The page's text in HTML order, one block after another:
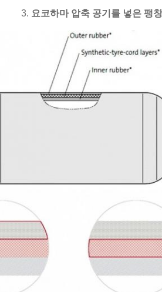
3. 요코하마 압축 공기를 넣은 팽